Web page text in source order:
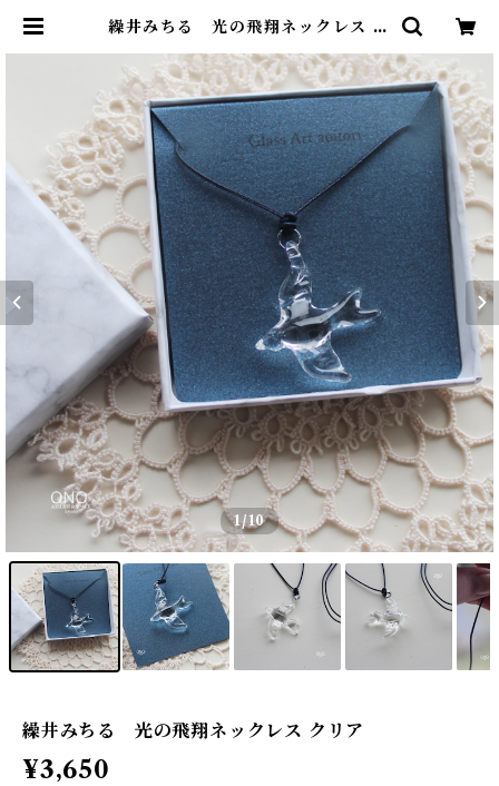
繰井みちる 光の飛翔ネックレス ク
1/10
繰井みちる 光の飛翔ネックレス クリア
¥3,650